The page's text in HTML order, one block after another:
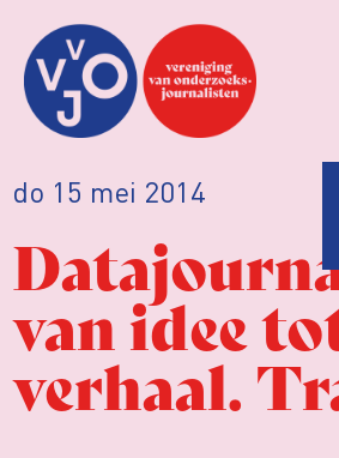
do 15 mei 2014
van idee
verhaal.